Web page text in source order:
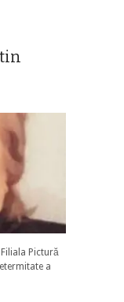
Pictură
a